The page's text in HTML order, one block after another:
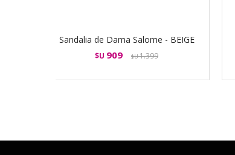
Sandalia de Dama Salome - BEIGE
$U 909 $U1.399